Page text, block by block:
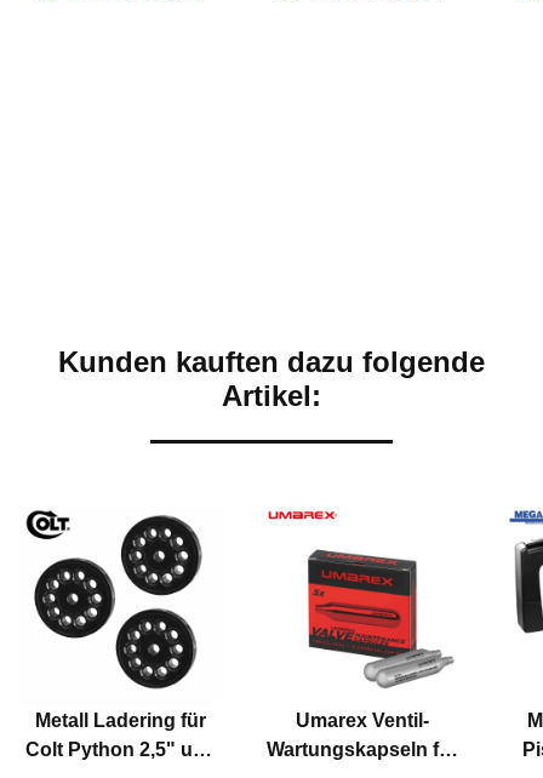
Kunden kauften dazu folgende
Artikel:
Metall Ladering für
Colt Python 2,5" und
Umarex Ventil-
Wartungskapseln für